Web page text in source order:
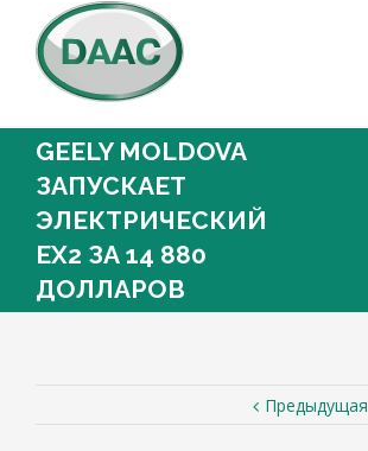
GEELY MOLDOVA
ЗАПУСКАЕТ
ЭЛЕКТРИЧЕСКИЙ
EX2 ЗА 14 880
ДОЛЛАРОВ
Предыдущая